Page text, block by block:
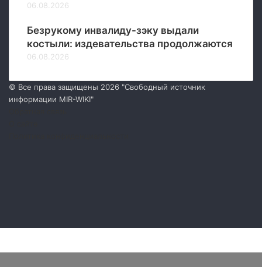
06.08.2026
Безрукому инвалиду-зэку выдали
костыли: издевательства продолжаются
06.08.2026
© Все права защищены 2026 "Свободный источник
информации MIR-WIKI"